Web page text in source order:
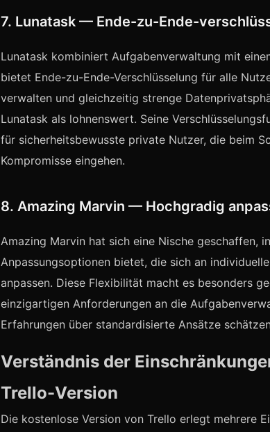
7. Lunatask — Ende-zu-Ende-
Lunatask kombiniert Aufgabenverwaltung mit
bietet Ende-zu-Ende-Verschlüsselung für alle
verwalten und gleichzeitig strenge
Lunatask als lohnenswert. Seine
für sicherheitsbewusste private Nutzer, die beim
Kompromisse eingehen.
8. Amazing Marvin — Hochgradig
Amazing Marvin hat sich eine Nische geschaffen,
Anpassungsoptionen bietet, die sich an
anpassen. Diese Flexibilität macht es besonders
einzigartigen Anforderungen an die
Erfahrungen über standardisierte Ansätze
Verständnis der
Trello-Version
Die kostenlose Version von Trello erlegt mehrere